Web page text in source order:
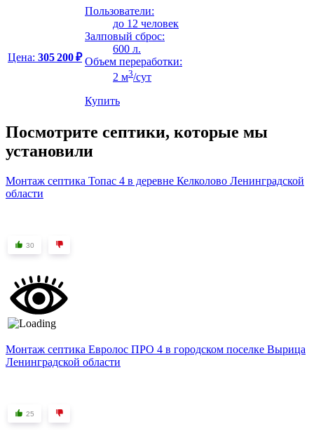
Цена: 305 200 ₽
Пользователи:
до 12 человек
Залповый сброс:
600 л.
Объем переработки:
2 м3/сут
Купить
Посмотрите септики, которые мы
установили
Монтаж септика Топас 4 в деревне Келколово Ленинградской
области
30
Монтаж септика Евролос ПРО 4 в городском поселке Вырица
Ленинградской области
25